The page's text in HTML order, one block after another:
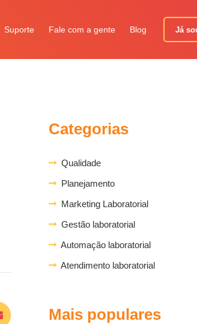
Suporte Fale com a gente Blog Já
Categorias
Qualidade
Planejamento
Marketing Laboratorial
Gestão laboratorial
Automação laboratorial
Atendimento laboratorial
Mais populares